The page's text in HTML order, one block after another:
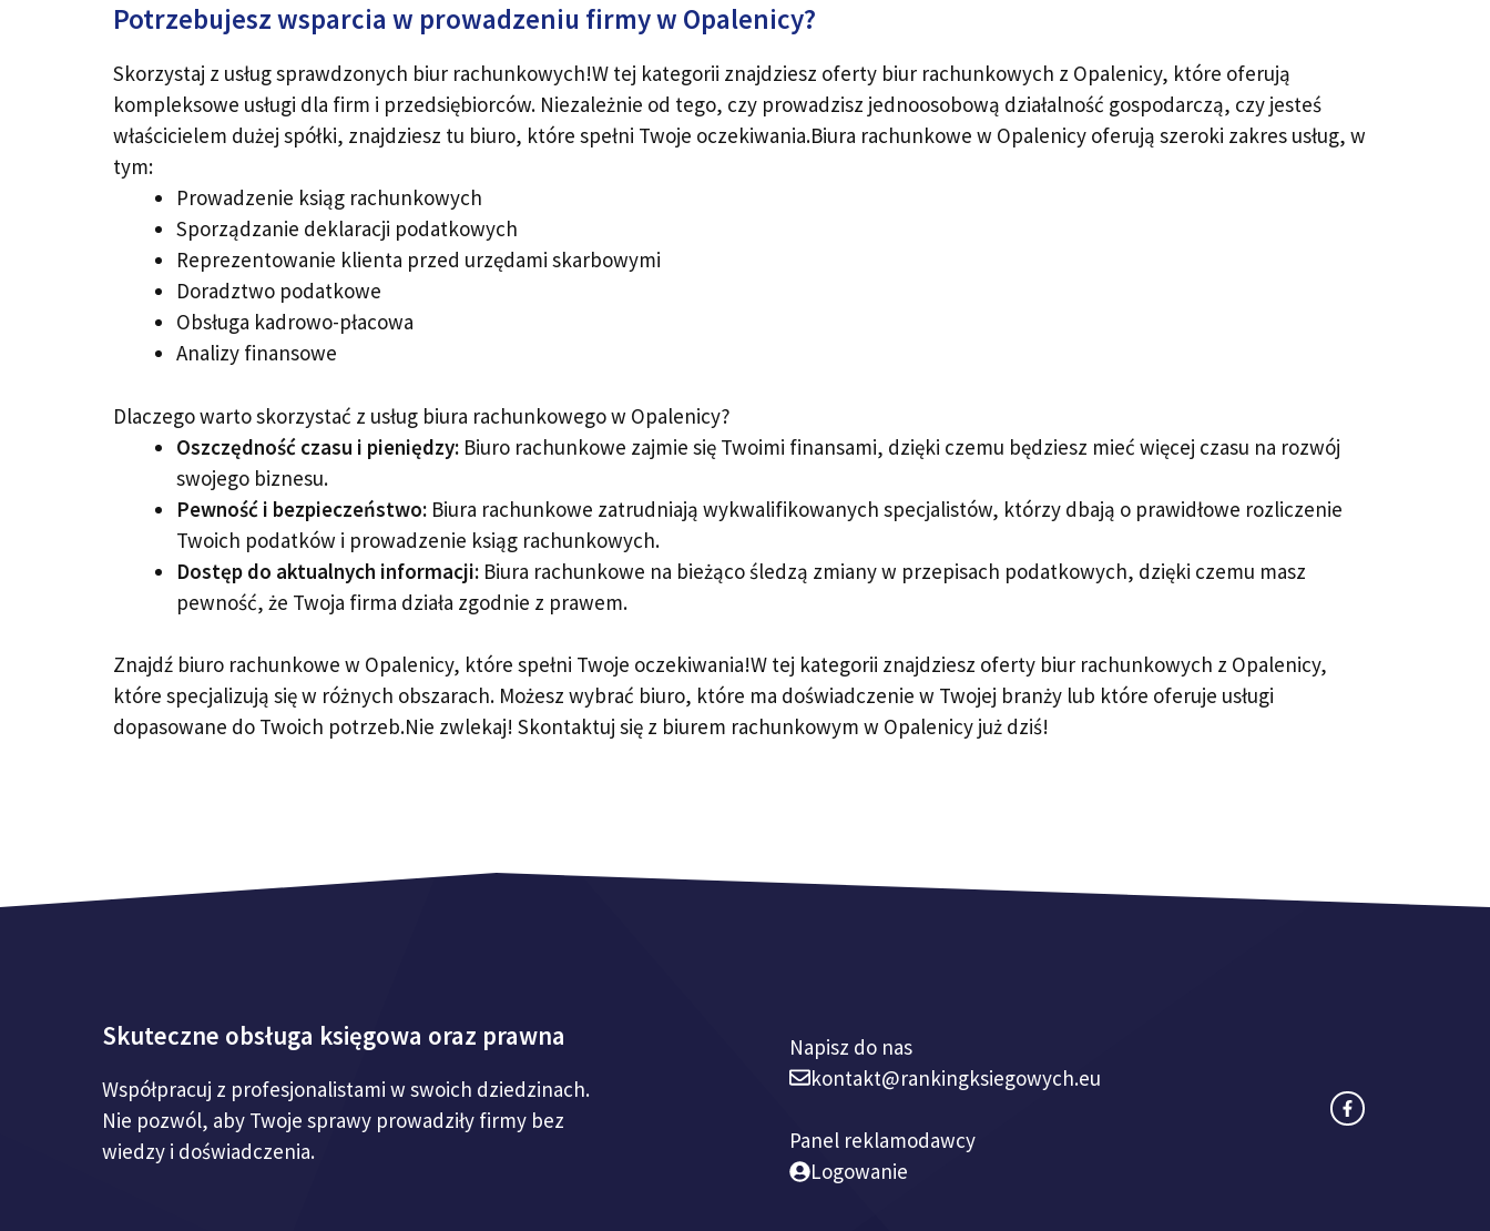
Potrzebujesz wsparcia w prowadzeniu firmy w Opalenicy?
Skorzystaj z usług sprawdzonych biur rachunkowych!W tej kategorii znajdziesz oferty biur rachunkowych z Opalenicy, które oferują
kompleksowe usługi dla firm i przedsiębiorców. Niezależnie od tego, czy prowadzisz jednoosobową działalność gospodarczą, czy jesteś
właścicielem dużej spółki, znajdziesz tu biuro, które spełni Twoje oczekiwania.Biura rachunkowe w Opalenicy oferują szeroki zakres usług, w
tym:
Prowadzenie ksiąg rachunkowych
Sporządzanie deklaracji podatkowych
Reprezentowanie klienta przed urzędami skarbowymi
Doradztwo podatkowe
Obsługa kadrowo-płacowa
Analizy finansowe
Dlaczego warto skorzystać z usług biura rachunkowego w Opalenicy?
Oszczędność czasu i pieniędzy: Biuro rachunkowe zajmie się Twoimi finansami, dzięki czemu będziesz mieć więcej czasu na rozwój
swojego biznesu.
Pewność i bezpieczeństwo: Biura rachunkowe zatrudniają wykwalifikowanych specjalistów, którzy dbają o prawidłowe rozliczenie
Twoich podatków i prowadzenie ksiąg rachunkowych.
Dostęp do aktualnych informacji: Biura rachunkowe na bieżąco śledzą zmiany w przepisach podatkowych, dzięki czemu masz
pewność, że Twoja firma działa zgodnie z prawem.
Znajdź biuro rachunkowe w Opalenicy, które spełni Twoje oczekiwania!W tej kategorii znajdziesz oferty biur rachunkowych z Opalenicy,
które specjalizują się w różnych obszarach. Możesz wybrać biuro, które ma doświadczenie w Twojej branży lub które oferuje usługi
dopasowane do Twoich potrzeb.Nie zwlekaj! Skontaktuj się z biurem rachunkowym w Opalenicy już dziś!
Skuteczne obsługa księgowa oraz prawna
Współpracuj z profesjonalistami w swoich dziedzinach.
Nie pozwól, aby Twoje sprawy prowadziły firmy bez
wiedzy i doświadczenia.
Napisz do nas
kontakt@rankingksiegowych.eu
Panel reklamodawcy
Logowanie